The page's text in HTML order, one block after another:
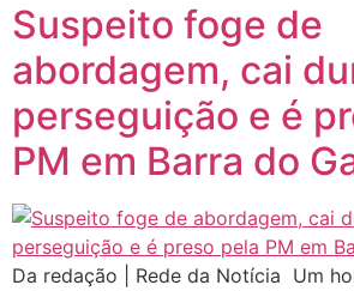
Suspeito foge de
abordagem, cai
perseguição e é
PM em Barra do
Da redação | Rede da Notícia Um